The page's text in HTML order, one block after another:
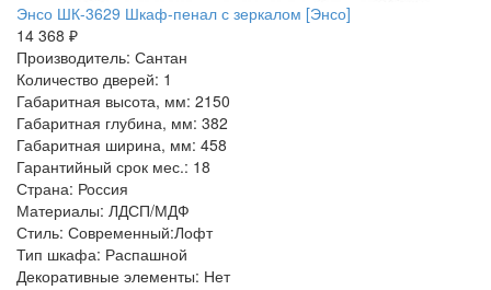
Энсо ШК-3629 Шкаф-пенал с зеркалом [Энсо]
14 368 ₽
Производитель: Сантан
Количество дверей: 1
Габаритная высота, мм: 2150
Габаритная глубина, мм: 382
Габаритная ширина, мм: 458
Гарантийный срок мес.: 18
Страна: Россия
Материалы: ЛДСП/МДФ
Стиль: Современный:Лофт
Тип шкафа: Распашной
Декоративные элементы: Нет